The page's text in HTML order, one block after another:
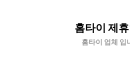
홈타이 제
홈타이 업체 입